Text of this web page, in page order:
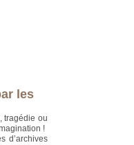
les
tragédie ou
!
d’archives